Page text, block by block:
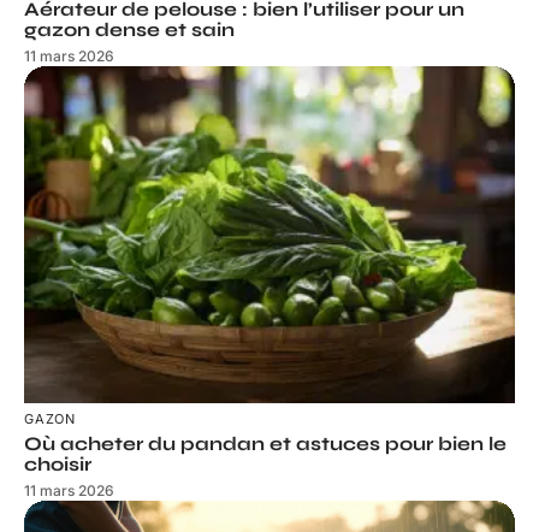
Aérateur de pelouse : bien l’utiliser pour un
gazon dense et sain
11 mars 2026
GAZON
Où acheter du pandan et astuces pour bien le
choisir
11 mars 2026